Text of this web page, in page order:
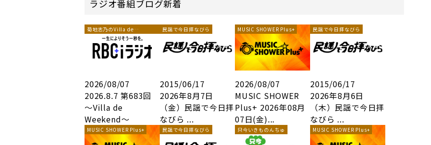
ラジオ番組ブログ新着
菊地志乃のVilla de
Weekend
2026/08/07
2026.8.7 第683回
～Villa de
Weekend～
民謡で今日拝なびら
2015/06/17
2026年8月7日
（金）民謡で今日拝
なびら ...
MUSIC SHOWER Plus+
2026/08/07
MUSIC SHOWER
Plus+ 2026年08月
07日(金)...
民謡で今日拝なびら
2015/06/17
2026年8月6日
（木）民謡で今日拝
なびら ...
MUSIC SHOWER Plus+ 民謡で今日拝なびら 只今いきものんちゅ MUSIC SHOWER Plus+